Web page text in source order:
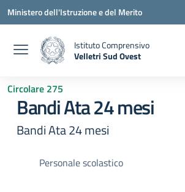
Vai ai contenuti
Vai al menu di navigazione
Vai al footer
Ministero dell'Istruzione e del Merito
Istituto Comprensivo
Velletri Sud Ovest
Circolare 275
Bandi Ata 24 mesi
Bandi Ata 24 mesi
Personale scolastico